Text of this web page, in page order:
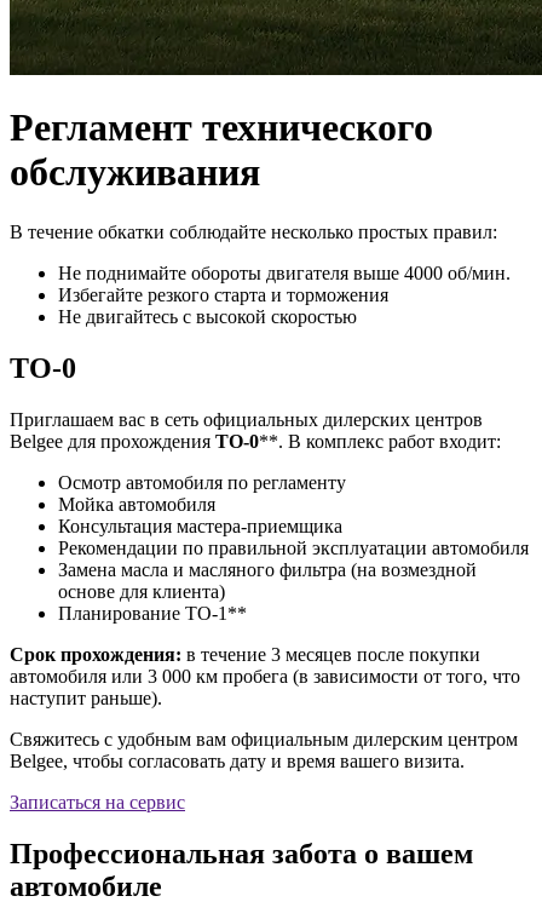
Регламент технического
обслуживания
В течение обкатки соблюдайте несколько простых правил:
Не поднимайте обороты двигателя выше 4000 об/мин.
Избегайте резкого старта и торможения
Не двигайтесь с высокой скоростью
ТО-0
Приглашаем вас в сеть официальных дилерских центров
Belgee для прохождения ТО-0**. В комплекс работ входит:
Осмотр автомобиля по регламенту
Мойка автомобиля
Консультация мастера-приемщика
Рекомендации по правильной эксплуатации автомобиля
Замена масла и масляного фильтра (на возмездной
основе для клиента)
Планирование ТО-1**
Срок прохождения: в течение 3 месяцев после покупки
автомобиля или 3 000 км пробега (в зависимости от того, что
наступит раньше).
Свяжитесь с удобным вам официальным дилерским центром
Belgee, чтобы согласовать дату и время вашего визита.
Записаться на сервис
Профессиональная забота о вашем
автомобиле